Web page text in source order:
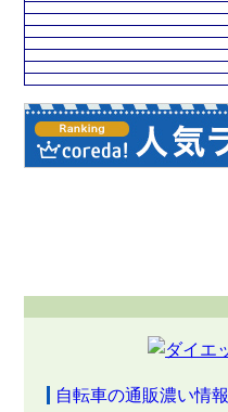
自転車の通販濃い情報